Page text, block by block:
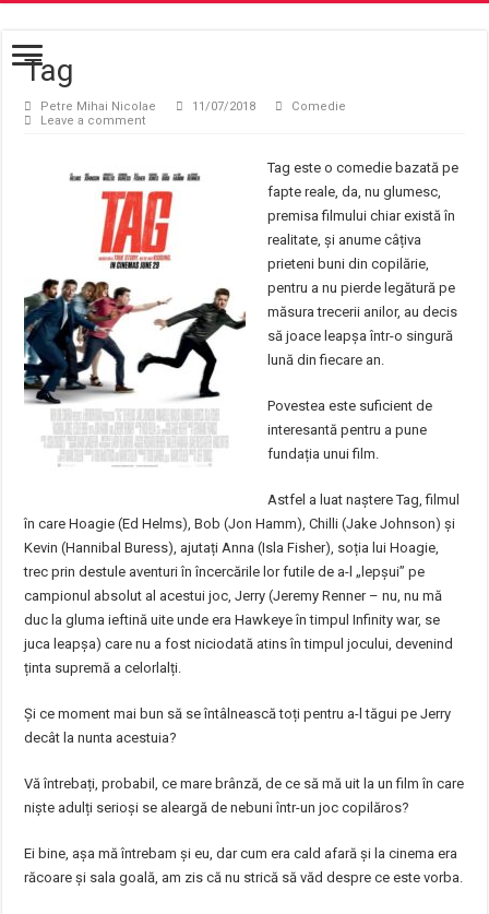
Tag
Petre Mihai Nicolae 11/07/2018
Comedie
Leave a comment
Tag este o comedie bazată pe
fapte reale, da, nu glumesc,
premisa filmului chiar există în
realitate, și anume câțiva
prieteni buni din copilărie,
pentru a nu pierde legătură pe
măsura trecerii anilor, au decis
să joace leapșa într-o singură
lună din fiecare an.
Povestea este suficient de
interesantă pentru a pune
fundația unui film.
Astfel a luat naștere Tag, filmul
în care Hoagie (Ed Helms), Bob (Jon Hamm), Chilli (Jake Johnson) și
Kevin (Hannibal Buress), ajutați Anna (Isla Fisher), soția lui Hoagie,
trec prin destule aventuri în încercările lor futile de a-l „lepșui” pe
campionul absolut al acestui joc, Jerry (Jeremy Renner – nu, nu mă
duc la gluma ieftină uite unde era Hawkeye în timpul Infinity war, se
juca leapșa) care nu a fost niciodată atins în timpul jocului, devenind
ținta supremă a celorlalți.
Și ce moment mai bun să se întâlnească toți pentru a-l tăgui pe Jerry
decât la nunta acestuia?
Vă întrebați, probabil, ce mare brânză, de ce să mă uit la un film în care
niște adulți serioși se aleargă de nebuni într-un joc copilăros?
Ei bine, așa mă întrebam și eu, dar cum era cald afară și la cinema era
răcoare și sala goală, am zis că nu strică să văd despre ce este vorba.